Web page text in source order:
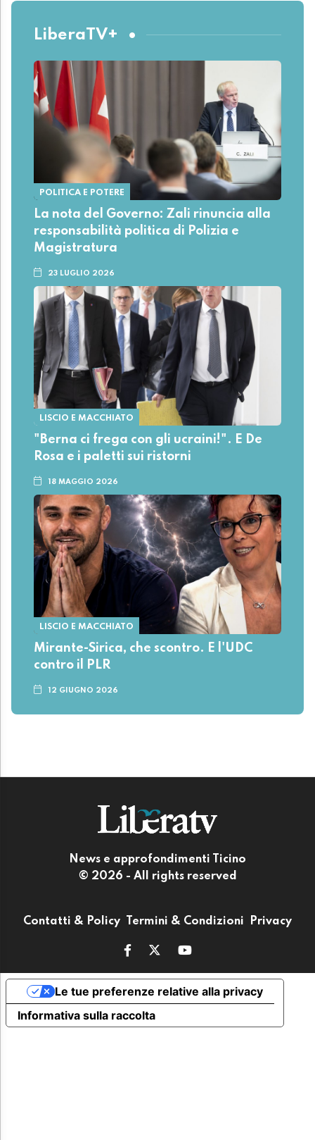
LiberaTV+
POLITICA E POTERE
La nota del Governo: Zali rinuncia alla
responsabilità politica di Polizia e
Magistratura
23 LUGLIO 2026
LISCIO E MACCHIATO
"Berna ci frega con gli ucraini!". E De
Rosa e i paletti sui ristorni
18 MAGGIO 2026
LISCIO E MACCHIATO
Mirante-Sirica, che scontro. E l'UDC
contro il PLR
12 GIUGNO 2026
News e approfondimenti Ticino
© 2026 - All rights reserved
Contatti & Policy Termini & Condizioni Privacy
Informativa sulla raccolta
Le tue preferenze relative alla privacy